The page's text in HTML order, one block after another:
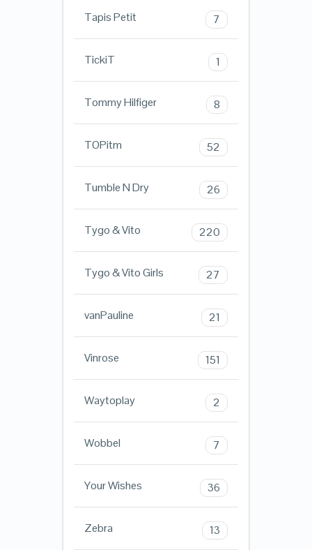
Tapis Petit 7
TickiT 1
Tommy Hilfiger 8
TOPitm 52
Tumble N Dry 26
Tygo & Vito 220
Tygo & Vito Girls 27
vanPauline 21
Vinrose 151
Waytoplay 2
Wobbel 7
Your Wishes 36
Zebra 13